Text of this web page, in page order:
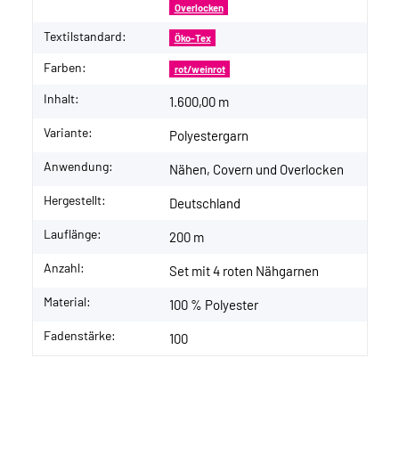
Overlocken
Textilstandard: Öko-Tex
Farben: rot/weinrot
Inhalt: 1.600,00 m
Variante: Polyestergarn
Anwendung: Nähen, Covern und Overlocken
Hergestellt: Deutschland
Lauflänge: 200 m
Anzahl: Set mit 4 roten Nähgarnen
Material: 100 % Polyester
Fadenstärke: 100